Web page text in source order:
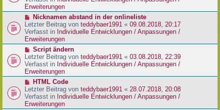
g
i
t
a
g
e
r
B
e
i
t
a
g
Erweiterungen
N
e
u
e
r
B
e
i
t
a
g
Nicknamen abstand in der onlineliste
Letzter Beitrag von teddybaer1991 « 09.08.2018, 20:17
Verfasst in Individuelle Entwicklungen / Anpassungen /
Erweiterungen
N
e
u
e
r
B
e
i
t
Script ändern
Letzter Beitrag von teddybaer1991 « 03.08.2018, 22:39
Verfasst in Individuelle Entwicklungen / Anpassungen /
Erweiterungen
N
e
u
e
HTML Code
Letzter Beitrag von teddybaer1991 « 28.07.2018, 20:08
Verfasst in Individuelle Entwicklungen / Anpassungen /
Erweiterungen